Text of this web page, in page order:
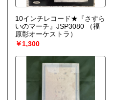
10インチレコード★『さすら
いのマーチ』JSP3080
（福
原彰オーケストラ）
￥1,300